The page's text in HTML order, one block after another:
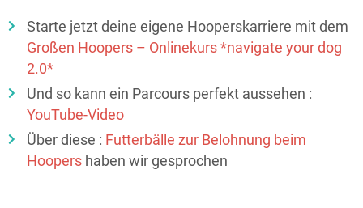
Starte jetzt deine eigene Hooperskarriere mit dem
Großen Hoopers – Onlinekurs *navigate your dog
2.0*
Und so kann ein Parcours perfekt aussehen :
YouTube-Video
Über diese : Futterbälle zur Belohnung beim
Hoopershaben wir gesprochen